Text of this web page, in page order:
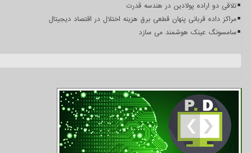
تلاقی دو اراده پولادین در هندسه قدرت
مراکز داده قربانی پنهان قطعی برق هزینه اختلال در اقتصاد دیجیتال
سامسونگ عینک هوشمند می سازد